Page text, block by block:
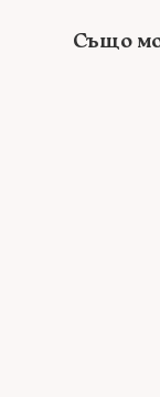
Също